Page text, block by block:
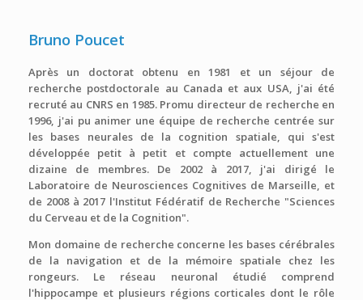
Bruno Poucet
Après un doctorat obtenu en 1981 et un séjour de
recherche postdoctorale au Canada et aux USA, j'ai été
recruté au CNRS en 1985. Promu directeur de recherche en
1996, j'ai pu animer une équipe de recherche centrée sur
les bases neurales de la cognition spatiale, qui s'est
développée petit à petit et compte actuellement une
dizaine de membres. De 2002 à 2017, j'ai dirigé le
Laboratoire de Neurosciences Cognitives de Marseille, et
de 2008 à 2017 l'Institut Fédératif de Recherche "Sciences
du Cerveau et de la Cognition".
Mon domaine de recherche concerne les bases cérébrales
de la navigation et de la mémoire spatiale chez les
rongeurs. Le réseau neuronal étudié comprend
l'hippocampe et plusieurs régions corticales dont le rôle